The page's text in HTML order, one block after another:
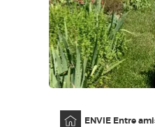
MA SÉLECTION
FR
ENVIE Entre